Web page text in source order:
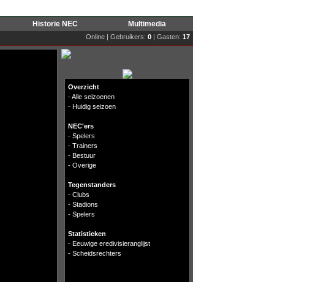
Historie NEC Multimedia
Online | Gebruikers: 0 | Gasten: 17
Overzicht
-Alle seizoenen
- Huidig seizoen
NEC'ers
- Spelers
- Trainers
- Bestuur
- Overige
Tegenstanders
- Clubs
- Stadions
- Spelers
Statistieken
- Eeuwige eredivisieranglijst
- Scheidsrechters